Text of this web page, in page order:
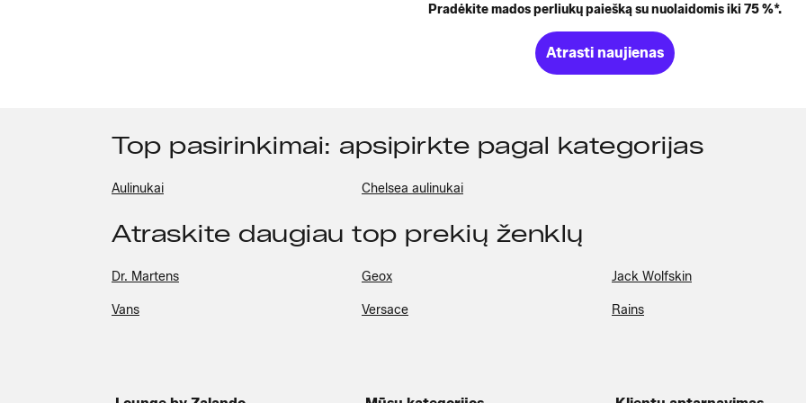
Pradėkite mados perliukų paiešką su nuolaidomis iki 75 %*.
Atrasti naujienas
Top pasirinkimai: apsipirkte pagal kategorijas
Aulinukai Chelsea aulinukai
Atraskite daugiau top prekių ženklų
Dr. Martens Geox Jack Wolfskin
Vans Versace Rains